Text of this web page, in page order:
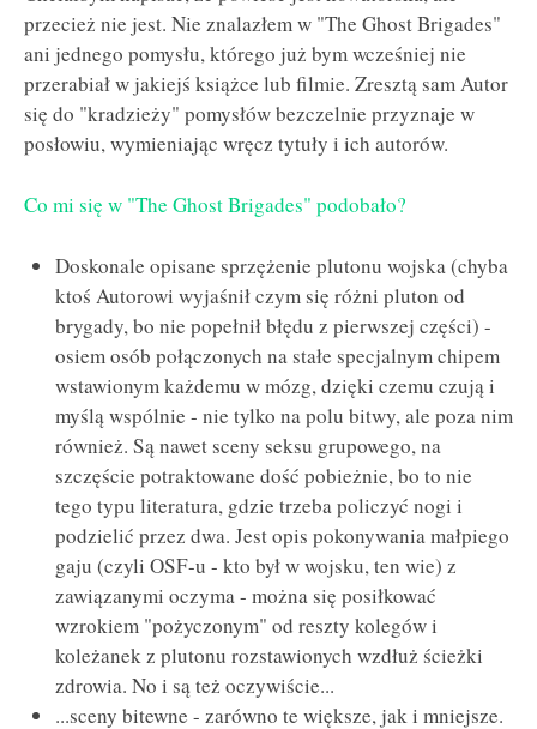
przecież nie jest. Nie znalazłem w "The Ghost Brigades"
ani jednego pomysłu, którego już bym wcześniej nie
przerabiał w jakiejś książce lub filmie. Zresztą sam Autor
się do "kradzieży" pomysłów bezczelnie przyznaje w
posłowiu, wymieniając wręcz tytuły i ich autorów.
Co mi się w "The Ghost Brigades" podobało?
Doskonale opisane sprzężenie plutonu wojska (chyba
ktoś Autorowi wyjaśnił czym się różni pluton od
brygady, bo nie popełnił błędu z pierwszej części) -
osiem osób połączonych na stałe specjalnym chipem
wstawionym każdemu w mózg, dzięki czemu czują i
myślą wspólnie - nie tylko na polu bitwy, ale poza nim
również. Są nawet sceny seksu grupowego, na
szczęście potraktowane dość pobieżnie, bo to nie
tego typu literatura, gdzie trzeba policzyć nogi i
podzielić przez dwa. Jest opis pokonywania małpiego
gaju (czyli OSF-u - kto był w wojsku, ten wie) z
zawiązanymi oczyma - można się posiłkować
wzrokiem "pożyczonym" od reszty kolegów i
koleżanek z plutonu rozstawionych wzdłuż ścieżki
zdrowia. No i są też oczywiście...
...sceny bitewne - zarówno te większe, jak i mniejsze.